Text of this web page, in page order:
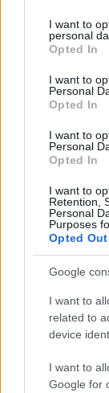
not limited to
grant or deny
use your data
consent section.
I want to
personal
Opted In
I want to
Personal
Opted In
I want to
Personal
Opted In
I want to
Retention,
Personal
Purposes
Opted Out
Google
I want to
related to
device
I want to
Google for
BEST OF
6 γραφικά